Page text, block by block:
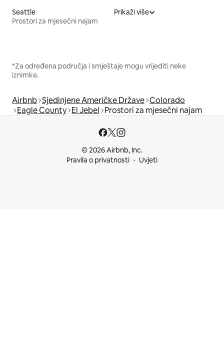
Seattle
Prostori za mjesečni najam
Prikaži više
*Za određena područja i smještaje mogu vrijediti neke
iznimke.
Airbnb Sjedinjene Američke Države Colorado
Eagle County El Jebel Prostori za mjesečni najam
© 2026 Airbnb, Inc.
Pravila o privatnosti
Uvjeti